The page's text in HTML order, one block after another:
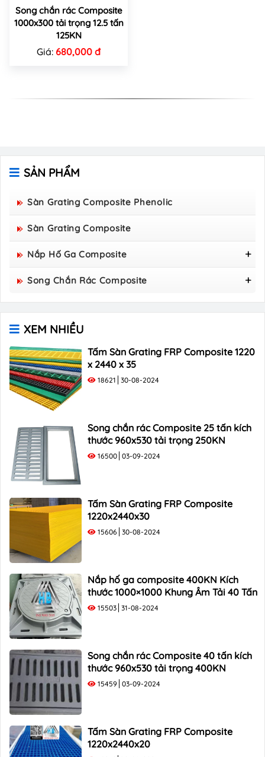
Song chắn rác Composite
1000x300 tải trọng 12.5 tấn
125KN
Giá: 680,000 đ
SẢN PHẨM
Sàn Grating Composite Phenolic
Sàn Grating Composite
Nắp Hố Ga Composite
Nắp Hố Ga Composite 800x800
Nắp Hố Ga Composite 850×850
Nắp Hố Ga Composite 900×900
Nắp Hố Ga Composite 1000x1000
Song Chắn Rác Composite
Song Chắn Rác Composite 960x530
Song Chắn Rác Composite 1000x300
Song Chắn Rác Composite 1000×400
Song Chắn Rác Composite 1000×500
XEM NHIỀU
Tấm Sàn Grating FRP Composite 1220
x 2440 x 35
18621 30-08-2024
Song chắn rác Composite 25 tấn kích
thước 960x530 tải trọng 250KN
16500 03-09-2024
Tấm Sàn Grating FRP Composite
1220x2440x30
15606 30-08-2024
Nắp hố ga composite 400KN Kích
thước 1000×1000 Khung Âm Tải 40 Tấn
15503 31-08-2024
Song chắn rác Composite 40 tấn kích
thước 960x530 tải trọng 400KN
15459 03-09-2024
Tấm Sàn Grating FRP Composite
1220x2440x20